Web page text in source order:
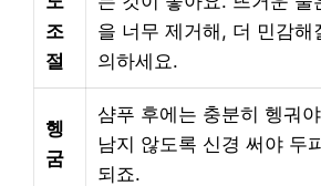
조
절
을 너무 제거해, 더 민감해
의하세요.
헹
굼
샴푸 후에는 충분히 헹궈
남지 않도록 신경 써야 두
되죠.